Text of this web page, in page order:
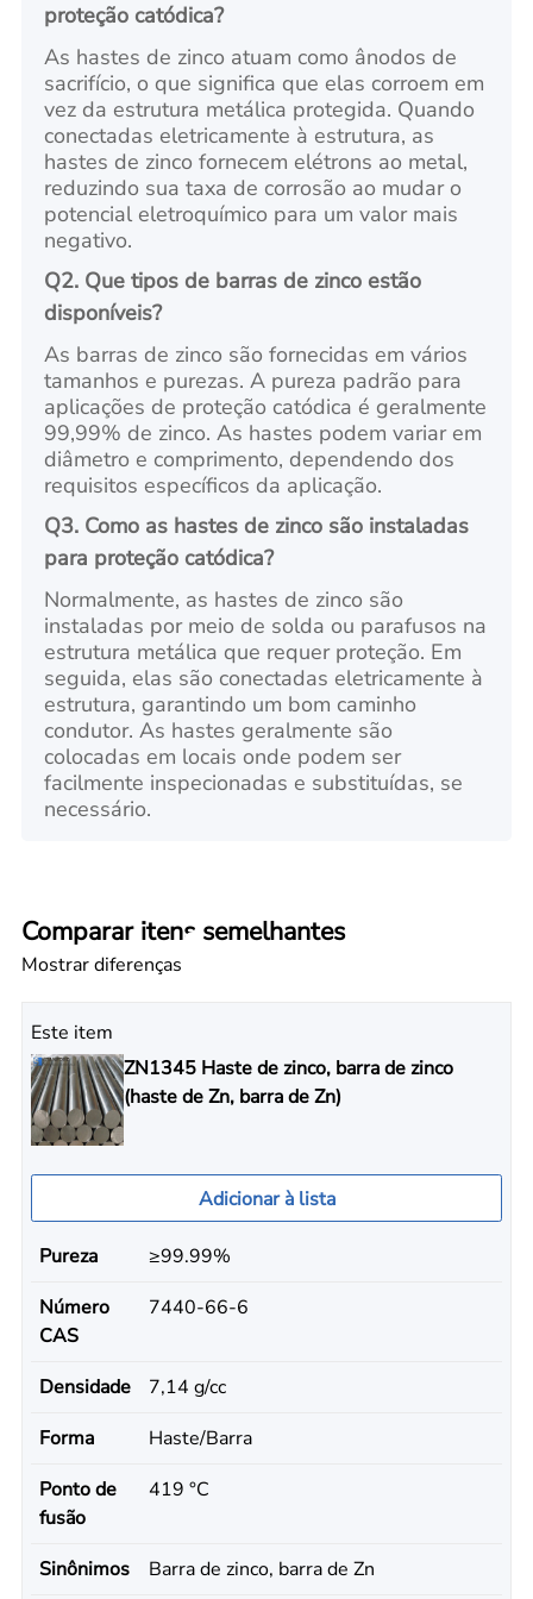
proteção catódica?
As hastes de zinco atuam como ânodos de
sacrifício, o que significa que elas corroem em
vez da estrutura metálica protegida. Quando
conectadas eletricamente à estrutura, as
hastes de zinco fornecem elétrons ao metal,
reduzindo sua taxa de corrosão ao mudar o
potencial eletroquímico para um valor mais
negativo.
Q2. Que tipos de barras de zinco estão
disponíveis?
As barras de zinco são fornecidas em vários
tamanhos e purezas. A pureza padrão para
aplicações de proteção catódica é geralmente
99,99% de zinco. As hastes podem variar em
diâmetro e comprimento, dependendo dos
requisitos específicos da aplicação.
Q3. Como as hastes de zinco são instaladas
para proteção catódica?
Normalmente, as hastes de zinco são
instaladas por meio de solda ou parafusos na
estrutura metálica que requer proteção. Em
seguida, elas são conectadas eletricamente à
estrutura, garantindo um bom caminho
condutor. As hastes geralmente são
colocadas em locais onde podem ser
facilmente inspecionadas e substituídas, se
necessário.
Comparar itens semelhantes
Mostrar diferenças
Este item
ZN1345 Haste de zinco, barra de zinco
(haste de Zn, barra de Zn)
Adicionar à lista
Pureza
≥99.99%
Número
CAS
7440-66-6
Densidade
7,14 g/cc
Forma
Haste/Barra
Ponto de
fusão
419 °C
Sinônimos Barra de zinco, barra de Zn